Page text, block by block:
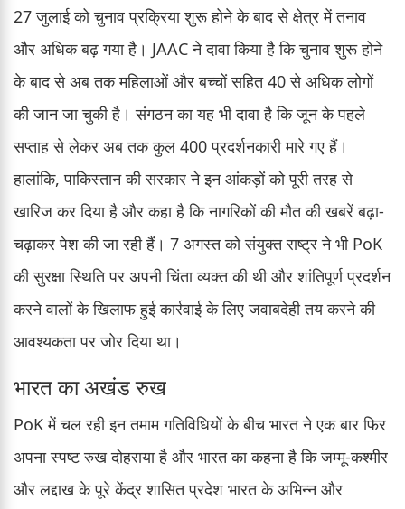
27 जुलाई को चुनाव प्रक्रिया शुरू होने के बाद से क्षेत्र में तनाव
और अधिक बढ़ गया है। JAAC ने दावा किया है कि चुनाव शुरू होने
के बाद से अब तक महिलाओं और बच्चों सहित 40 से अधिक लोगों
की जान जा चुकी है। संगठन का यह भी दावा है कि जून के पहले
सप्ताह से लेकर अब तक कुल 400 प्रदर्शनकारी मारे गए हैं।
हालांकि, पाकिस्तान की सरकार ने इन आंकड़ों को पूरी तरह से
खारिज कर दिया है और कहा है कि नागरिकों की मौत की खबरें बढ़ा-
चढ़ाकर पेश की जा रही हैं। 7 अगस्त को संयुक्त राष्ट्र ने भी PoK
की सुरक्षा स्थिति पर अपनी चिंता व्यक्त की थी और शांतिपूर्ण प्रदर्शन
करने वालों के खिलाफ हुई कार्रवाई के लिए जवाबदेही तय करने की
आवश्यकता पर जोर दिया था।
भारत का अखंड रुख
PoK में चल रही इन तमाम गतिविधियों के बीच भारत ने एक बार फिर
अपना स्पष्ट रुख दोहराया है और भारत का कहना है कि जम्मू-कश्मीर
और लद्दाख के पूरे केंद्र शासित प्रदेश भारत के अभिन्न और